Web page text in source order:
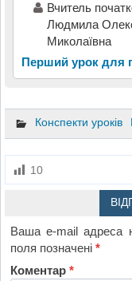
Вчитель
Людмила
Миколаївна
Перший урок для
Конспекти уроків
10
Ваша e-mail адреса
поля позначені*
Коментар*